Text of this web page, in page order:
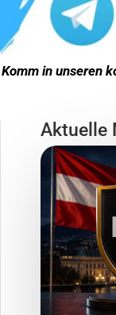
Komm in unseren
Aktuelle